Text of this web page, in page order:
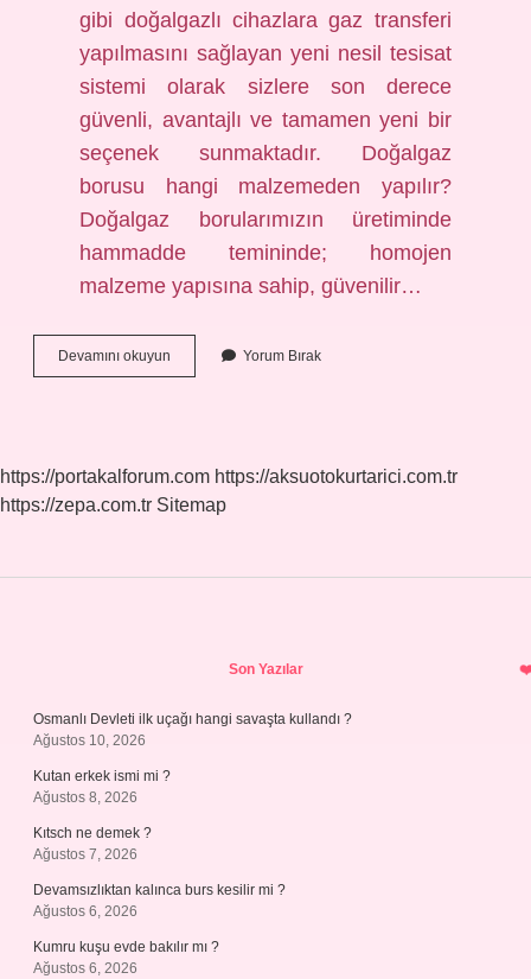
gibi doğalgazlı cihazlara gaz transferi
yapılmasını sağlayan yeni nesil tesisat
sistemi olarak sizlere son derece
güvenli, avantajlı ve tamamen yeni bir
seçenek sunmaktadır. Doğalgaz
borusu hangi malzemeden yapılır?
Doğalgaz borularımızın üretiminde
hammadde temininde; homojen
malzeme yapısına sahip, güvenilir…
Devamını okuyun Doğalgaz
Esnek
Mu
Yorum Bırak
https://portakalforum.com https://aksuotokurtarici.com.tr
https://zepa.com.tr Sitemap
Son Yazılar
Osmanlı Devleti ilk uçağı hangi savaşta kullandı ?
Ağustos 10, 2026
Kutan erkek ismi mi ?
Ağustos 8, 2026
Kıtsch ne demek ?
Ağustos 7, 2026
Devamsızlıktan kalınca burs kesilir mi ?
Ağustos 6, 2026
Kumru kuşu evde bakılır mı ?
Ağustos 6, 2026